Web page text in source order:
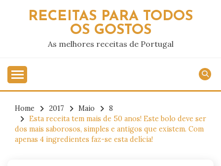
RECEITAS PARA TODOS
OS GOSTOS
As melhores receitas de Portugal
Home 2017 Maio
8
Esta receita tem mais de 50 anos! Este bolo deve ser
dos mais saborosos, simples e antigos que existem. Com
apenas 4 ingredientes faz-se esta delícia!